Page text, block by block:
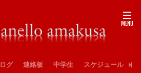
グ 連絡板 中学生 スケジュール